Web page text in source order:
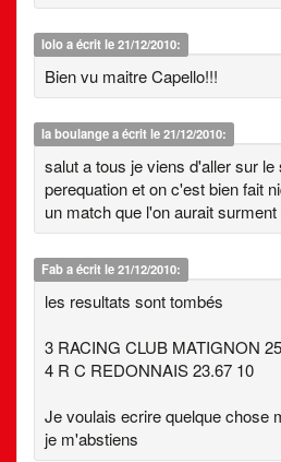
loloa écrit le 21/12/2010:
Bien vu maitre Capello!!!
la boulangea écrit le 21/12/2010:
salut a tous je viens d'aller sur
perequation et on c'est bien fait
un match que l'on aurait
Faba écrit le 21/12/2010:
les resultats sont tombés
3 RACING CLUB MATIGNON
4 R C REDONNAIS 23.67 10
Je voulais ecrire quelque chose
je m'abstiens